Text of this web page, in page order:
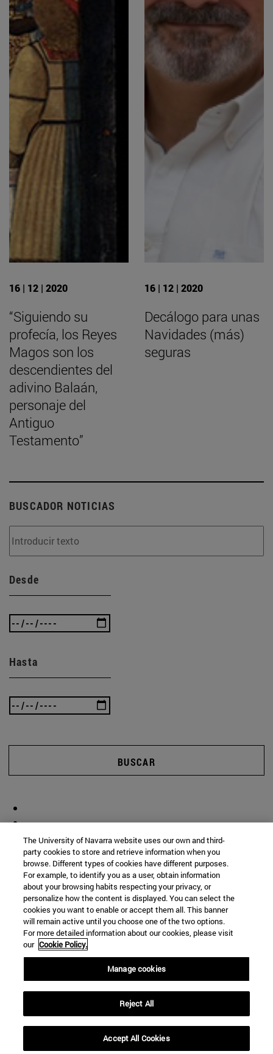
16 | 12 | 2020
“Siguiendo su
profecía, los Reyes
Magos son los
descendientes del
adivino Balaán,
personaje del
Antiguo
Testamento”
16 | 12 | 2020
Decálogo para unas
Navidades (más)
seguras
BUSCADOR NOTICIAS
Desde
Hasta
BUSCAR
The University of Navarra website uses our own and third-
party cookies to store and retrieve information when you
browse. Different types of cookies have different purposes.
For example, to identify you as a user, obtain information
about your browsing habits respecting your privacy, or
personalize how the content is displayed. You can select the
cookies you want to enable or accept them all. This banner
will remain active until you choose one of the two options.
For more detailed information about our cookies, please visit
our Cookie Policy.
Manage cookies
Reject All
Accept All Cookies